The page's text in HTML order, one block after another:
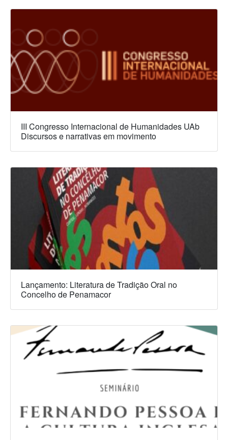
III Congresso Internacional de Humanidades UAb
Discursos e narrativas em movimento
Lançamento: Literatura de Tradição Oral no
Concelho de Penamacor